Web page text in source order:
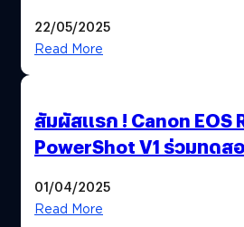
22/05/2025
Read More
สัมผัสแรก ! Canon EOS
PowerShot V1 ร่วมทด
01/04/2025
Read More